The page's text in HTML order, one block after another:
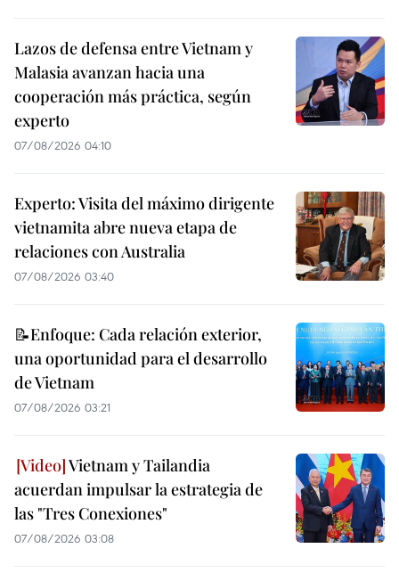
Lazos de defensa entre Vietnam y
Malasia avanzan hacia una
cooperación más práctica, según
experto
07/08/2026 04:10
Experto: Visita del máximo dirigente
vietnamita abre nueva etapa de
relaciones con Australia
07/08/2026 03:40
📝Enfoque: Cada relación exterior,
una oportunidad para el desarrollo
de Vietnam
07/08/2026 03:21
Vietnam y Tailandia
acuerdan impulsar la estrategia de
las "Tres Conexiones"
07/08/2026 03:08